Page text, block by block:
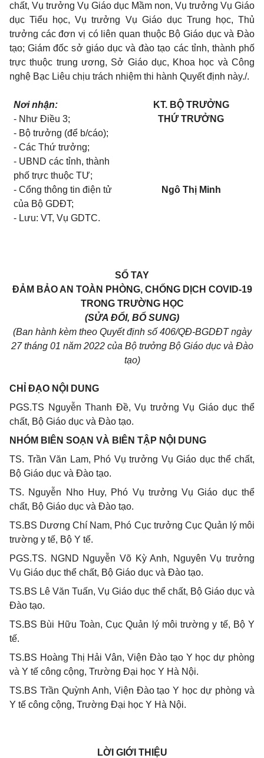
chất, Vụ trưởng Vụ Giáo dục Mầm non, Vụ trưởng Vụ Giáo
dục Tiểu học, Vụ trưởng Vụ Giáo dục Trung học, Thủ
trưởng các đơn vị có liên quan thuộc Bộ Giáo dục và Đào
tạo; Giám đốc sở giáo dục và đào tạo các tỉnh, thành phố
trực thuộc trung ương, Sở Giáo dục, Khoa học và Công
nghệ Bạc Liêu chịu trách nhiệm thi hành Quyết định này./.
Nơi nhận:
- Như Điều 3;
- Bộ trưởng (để b/cáo);
- Các Thứ trưởng;
- UBND các tỉnh, thành
phố trực thuộc TƯ;
- Cổng thông tin điện tử
của Bộ GDĐT;
- Lưu: VT, Vụ GDTC.
KT. BỘ TRƯỞNG
THỨ TRƯỞNG
Ngô Thị Minh
SỔ TAY
ĐẢM BẢO AN TOÀN PHÒNG, CHỐNG DỊCH COVID-19
TRONG TRƯỜNG HỌC
(SỬA ĐỔI, BỔ SUNG)
(Ban hành kèm theo Quyết định số 406/QĐ-BGDĐT ngày
27 tháng 01 năm 2022 của Bộ trưởng Bộ Giáo dục và Đào
tạo)
CHỈ ĐẠO NỘI DUNG
PGS.TS Nguyễn Thanh Đề, Vụ trưởng Vụ Giáo dục thể
chất, Bộ Giáo dục và Đào tạo.
NHÓM BIÊN SOẠN VÀ BIÊN TẬP NỘI DUNG
TS. Trần Văn Lam, Phó Vụ trưởng Vụ Giáo dục thể chất,
Bộ Giáo dục và Đào tạo.
TS. Nguyễn Nho Huy, Phó Vụ trưởng Vụ Giáo dục thể
chất, Bộ Giáo dục và Đào tạo.
TS.BS Dương Chí Nam, Phó Cục trưởng Cục Quản lý môi
trường y tế, Bộ Y tế.
PGS.TS. NGND Nguyễn Võ Kỳ Anh, Nguyên Vụ trưởng
Vụ Giáo dục thể chất, Bộ Giáo dục và Đào tạo.
TS.BS Lê Văn Tuấn, Vụ Giáo dục thể chất, Bộ Giáo dục và
Đào tạo.
TS.BS Bùi Hữu Toàn, Cục Quản lý môi trường y tế, Bộ Y
tế.
TS.BS Hoàng Thị Hải Vân, Viện Đào tạo Y học dự phòng
và Y tế công cộng, Trường Đại học Y Hà Nội.
TS.BS Trần Quỳnh Anh, Viện Đào tạo Y học dự phòng và
Y tế công cộng, Trường Đại học Y Hà Nội.
LỜI GIỚI THIỆU